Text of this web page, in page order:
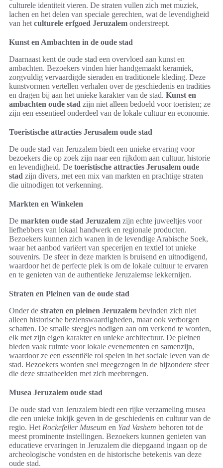
culturele identiteit vieren. De straten vullen zich met muziek,
lachen en het delen van speciale gerechten, wat de levendigheid
van het culturele erfgoed Jeruzalem onderstreept.
Kunst en Ambachten in de oude stad
Daarnaast kent de oude stad een overvloed aan kunst en
ambachten. Bezoekers vinden hier handgemaakt keramiek,
zorgvuldig vervaardigde sieraden en traditionele kleding. Deze
kunstvormen vertellen verhalen over de geschiedenis en tradities
en dragen bij aan het unieke karakter van de stad. Kunst en
ambachten oude stad zijn niet alleen bedoeld voor toeristen; ze
zijn een essentieel onderdeel van de lokale cultuur en economie.
Toeristische attracties Jerusalem oude stad
De oude stad van Jeruzalem biedt een unieke ervaring voor
bezoekers die op zoek zijn naar een rijkdom aan cultuur, historie
en levendigheid. De toeristische attracties Jerusalem oude
stad zijn divers, met een mix van markten en prachtige straten
die uitnodigen tot verkenning.
Markten en Winkelen
De markten oude stad Jeruzalem zijn echte juweeltjes voor
liefhebbers van lokaal handwerk en regionale producten.
Bezoekers kunnen zich wanen in de levendige Arabische Soek,
waar het aanbod variëert van specerijen en textiel tot unieke
souvenirs. De sfeer in deze markten is bruisend en uitnodigend,
waardoor het de perfecte plek is om de lokale cultuur te ervaren
en te genieten van de authentieke Jeruzalemse lekkernijen.
Straten en Pleinen van de oude stad
Onder de straten en pleinen Jeruzalem bevinden zich niet
alleen historische bezienswaardigheden, maar ook verborgen
schatten. De smalle steegjes nodigen aan om verkend te worden,
elk met zijn eigen karakter en unieke architectuur. De pleinen
bieden vaak ruimte voor lokale evenementen en samenzijn,
waardoor ze een essentiële rol spelen in het sociale leven van de
stad. Bezoekers worden snel meegezogen in de bijzondere sfeer
die deze straatbeelden met zich meebrengen.
Musea Jeruzalem oude stad
De oude stad van Jeruzalem biedt een rijke verzameling musea
die een unieke inkijk geven in de geschiedenis en cultuur van de
regio. Het Rockefeller Museum en Yad Vashem behoren tot de
meest prominente instellingen. Bezoekers kunnen genieten van
educatieve ervaringen in Jeruzalem die diepgaand ingaan op de
archeologische vondsten en de historische betekenis van deze
oude stad.